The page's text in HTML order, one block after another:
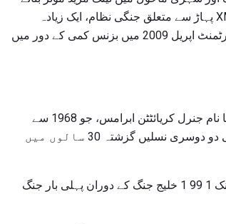
ہیں. آرمی نے ابرامس ٹینک کو ریٹائر کرنے کے منصوبوں کا اعلان کیا اور اسے XM1202 پہاڑ سے متعلق جنگی نظام، ایک زیادہ
کمپیکٹ اور ہلکا پھلکا ٹینک کے ساتھ تبدیل کرنے کا اعلان کیا تھا. لیکن ڈیپارٹمنٹ ڈیپارٹمنٹ اپریل 2009 میں بزنس کمی کے دور میں
پہلی ابرامس ٹینک - 1 میں 1 9 1 میں ایم 1 درج کی گئی سروس کہا جاتا ہے. اس کا نام جنرل کریائٹٹن ابرامس، جو 1968 سے
1972 تک ويتنام میں امریکی فوج کے کمانڈر کے طور پر کام کرتا تھا. ابرامس ٹینک کی دو دوسری نسلیں گزشتہ 30 سالوں میں
1980 ء کے دہائی کے دوران یورپ میں امریکی آرمی نے ابرامام ٹینک استعمال کیا. ٹانک 1 99 1 خلیج جنگ کے دوران پہلی بار جنگ